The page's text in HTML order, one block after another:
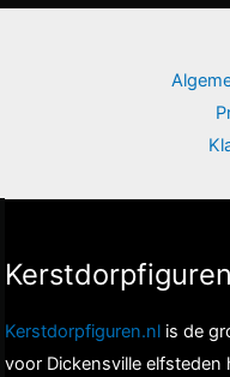
Kerstdorpfiguren.nl is de
voor Dickensville elfsteden